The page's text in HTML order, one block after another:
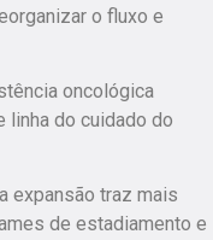
o fluxo e
oncológica
linha do cuidado do
expansão traz mais
de estadiamento e